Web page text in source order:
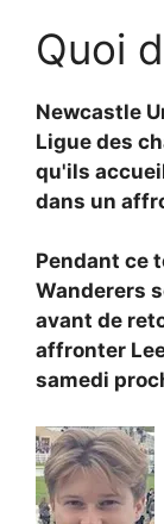
Quoi
Newcastle
Ligue des
qu'ils
dans un
Pendant ce
Wanderers
avant de
affronter
samedi